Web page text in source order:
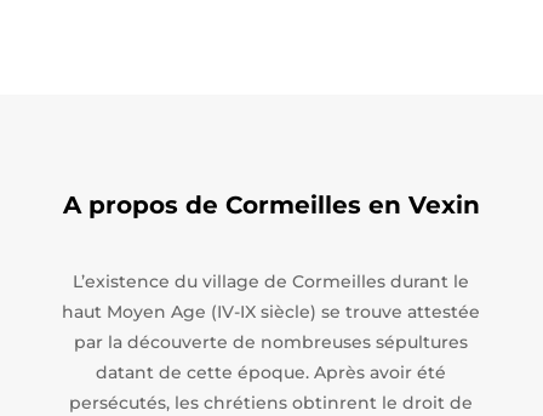
A propos de Cormeilles en Vexin
L’existence du village de Cormeilles durant le
haut Moyen Age (IV-IX siècle) se trouve attestée
par la découverte de nombreuses sépultures
datant de cette époque. Après avoir été
persécutés, les chrétiens obtinrent le droit de